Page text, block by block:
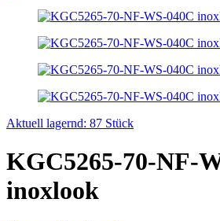
Aktuell lagernd: 87 Stück
KGC5265-70-NF-
inoxlook